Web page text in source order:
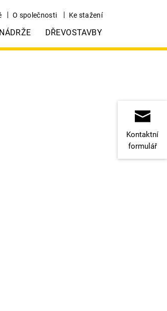
O společnosti Ke stažení
DŘEVOSTAVBY
Kontaktní
formulář